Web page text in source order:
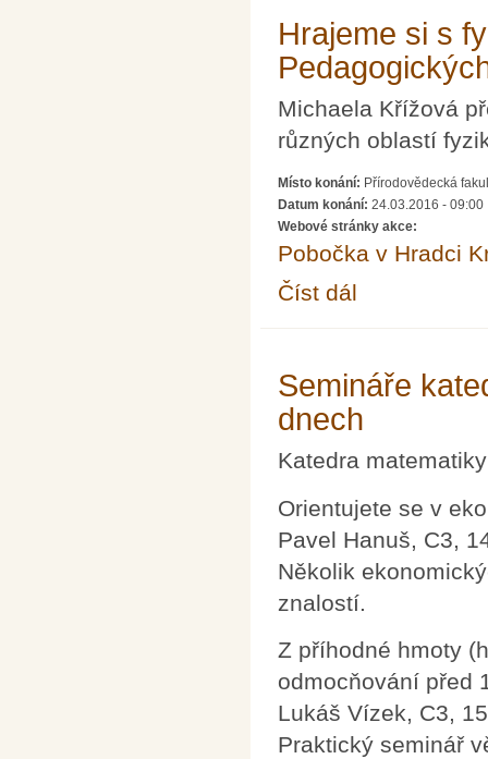
Hrajeme si s
Michaela Křížová
různých oblastí
Místo konání: Přírodovědecká
Datum konání: 24.03.2016 - 09:00
Webové stránky akce:
Pobočka v Hradci
Číst dál
Semináře
dnech
Katedra
Orientujete se v
Pavel Hanuš, C3,
Několik
znalostí.
Z příhodné hmoty
odmocňování před
Lukáš Vízek, C3,
Praktický seminář